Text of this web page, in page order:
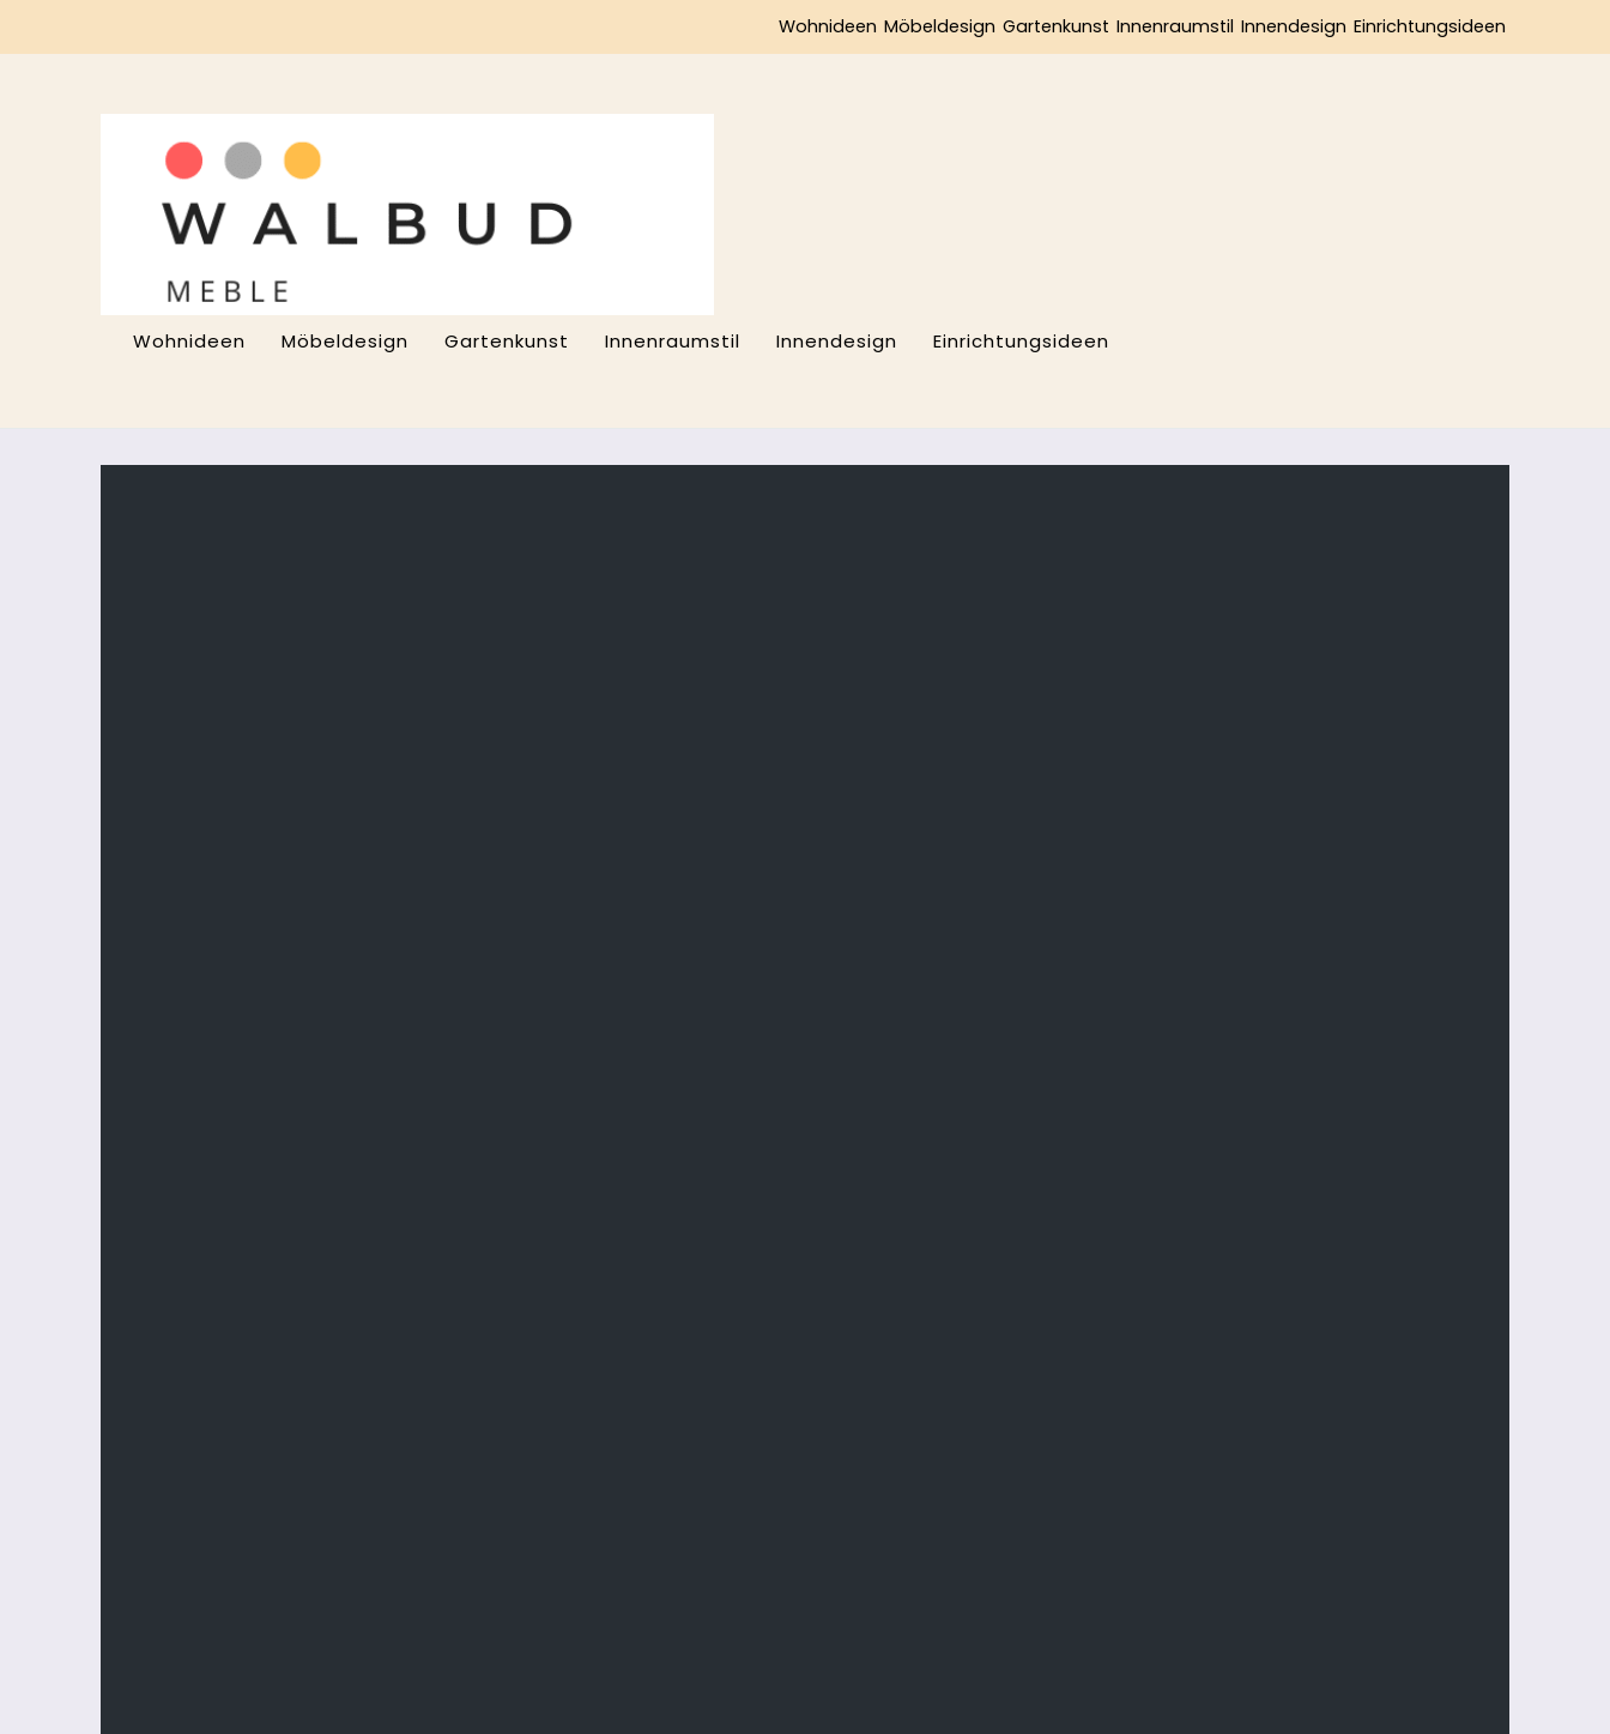
do
Wohnideen Möbeldesign Gartenkunst Innenraumstil Innendesign Einrichtungsideen
Wohnideen Möbeldesign Gartenkunst Innenraumstil Innendesign Einrichtungsideen